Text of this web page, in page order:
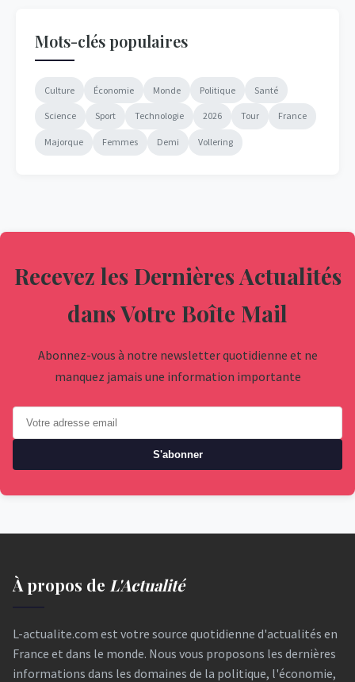
Mots-clés populaires
Culture Économie Monde Politique Santé
Science Sport Technologie 2026 Tour France
Majorque Femmes Demi Vollering
Recevez les Dernières Actualités
dans Votre Boîte Mail
Abonnez-vous à notre newsletter quotidienne et ne
manquez jamais une information importante
S'abonner
À propos de L'Actualité
L-actualite.com est votre source quotidienne d'actualités en
France et dans le monde. Nous vous proposons les dernières
informations dans les domaines de la politique, l'économie,